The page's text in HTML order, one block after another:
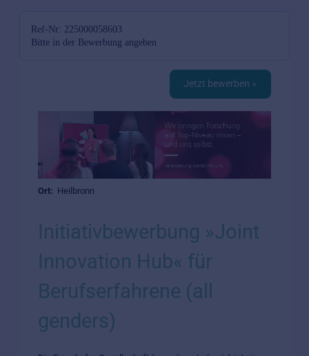
Ref-Nr: 225000058603
Bitte in der Bewerbung angeben